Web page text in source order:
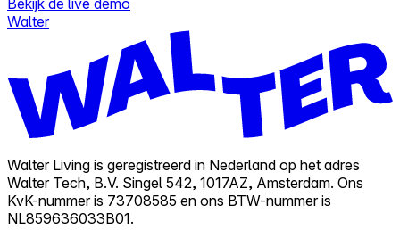
Walter
Walter Living is geregistreerd in Nederland op het adres
Walter Tech, B.V. Singel 542, 1017AZ, Amsterdam. Ons
KvK-nummer is 73708585 en ons BTW-nummer is
NL859636033B01.